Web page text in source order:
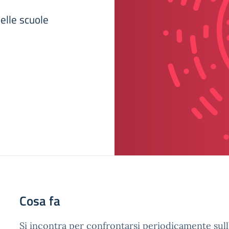
scuole
Cosa fa
Si incontra per confrontarsi periodicamente